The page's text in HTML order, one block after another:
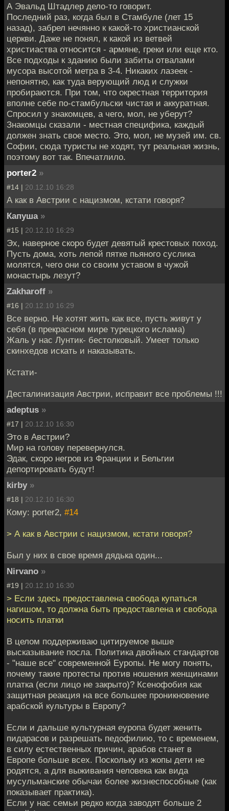
А Эвальд Штадлер дело-то говорит.
Последний раз, когда был в Стамбуле (лет 15
назад), забрел нечянно к какой-то христианской
церкви. Даже не понял, к какой из ветвей
христиаства относится - армяне, греки или еще кто.
Все подходы к зданию были забиты отвалами
мусора высотой метра в 3-4. Никаких лазеек -
непонятно, как туда верующий люд и служки
пробираются. При том, что окрестная территория
вполне себе по-стамбульски чистая и аккуратная.
Спросил у знакомцев, а чего, мол, не уберут?
Знакомцы сказали - местная специфика, каждый
должен знать свое место. Это, мол, не музей им. св.
Софии, сюда туристы не ходят, тут реальная жизнь,
поэтому вот так. Впечатлило.
porter2 »
#14 | 20.12.10 16:28
А как в Австрии с нацизмом, кстати говоря?
Капуша »
#15 | 20.12.10 16:29
Эх, наверное скоро будет девятый крестовых поход.
Пусть дома, хоть лепой пятке пьяного суслика
молятся, чего они со своим уставом в чужой
монастырь лезут?
Zakharoff »
#16 | 20.12.10 16:29
Все верно. Не хотят жить как все, пусть живут у
себя (в прекрасном мире турецкого ислама)
Жаль у нас Лунтик- бестолковый. Умеет только
скинхедов искать и наказывать.
Кстати-
Десталинизация Австрии, исправит все проблемы !!!
adeptus »
#17 | 20.12.10 16:30
Это в Австрии?
Мир на голову перевернулся.
Эдак, скоро негров из Франции и Бельгии
депортировать будут!
kirby »
#18 | 20.12.10 16:30
Кому: porter2, #14
> А как в Австрии с нацизмом, кстати говоря?
Был у них в свое время дядька один...
Nirvano »
#19 | 20.12.10 16:30
> Если здесь предоставлена свобода купаться
нагишом, то должна быть предоставлена и свобода
носить платки
В целом поддерживаю цитируемое выше
высказывание посла. Политика двойных стандартов
- "наше все" современной Еуропы. Не могу понять,
почему такие протесты против ношения женщинами
платка (если лицо не закрыто)? Ксенофобия как
защитная реакция на все большее проникновение
арабской культуры в Европу?
Если и дальше культурная еуропа будет женить
пидарасов и разрешать педофилию, то с временем,
в силу естественных причин, арабов станет в
Европе больше всех. Поскольку из жопы дети не
родятся, а для выживания человека как вида
мусульманские обычаи более жизнеспособные (как
показывает практика).
Если у нас семьи редко когда заводят больше 2